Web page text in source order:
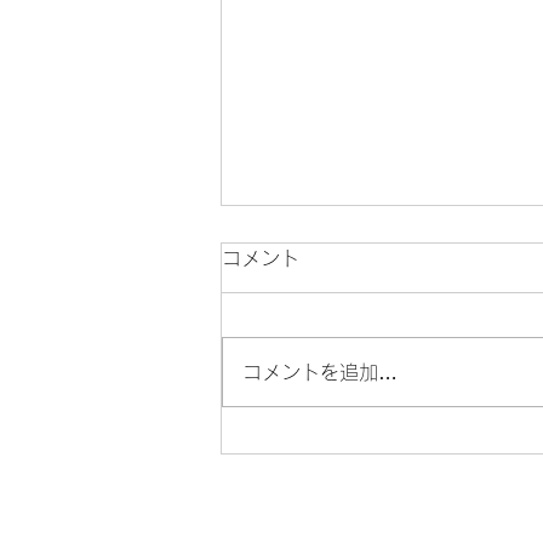
髪質改善で失敗しないために
コメント
コメントを追加…